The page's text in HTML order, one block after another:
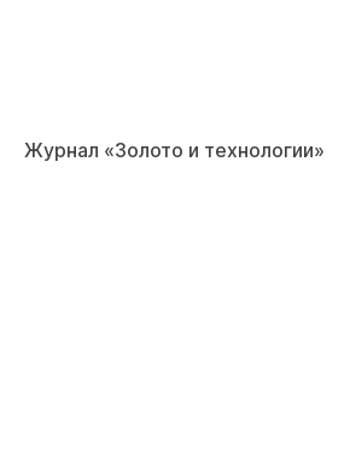
Журнал «Золото и технологии»